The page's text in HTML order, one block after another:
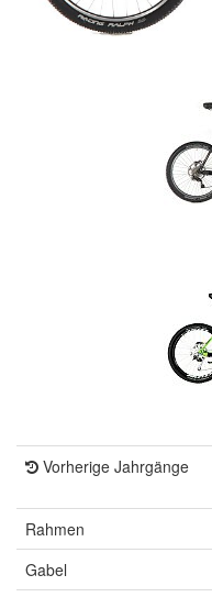
Vorherige Jahrgänge
Rahmen
Gabel